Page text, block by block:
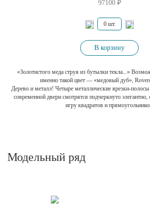
97100₽
В корзину
«Золотистого меда струя из бутылки текла...»
именно такой цвет — «медовый дуб»,
Дерево и металл! Четыре металлические врезки-
современной двери смотрятся подчеркнуто
игру квадратов и
Модельный ряд